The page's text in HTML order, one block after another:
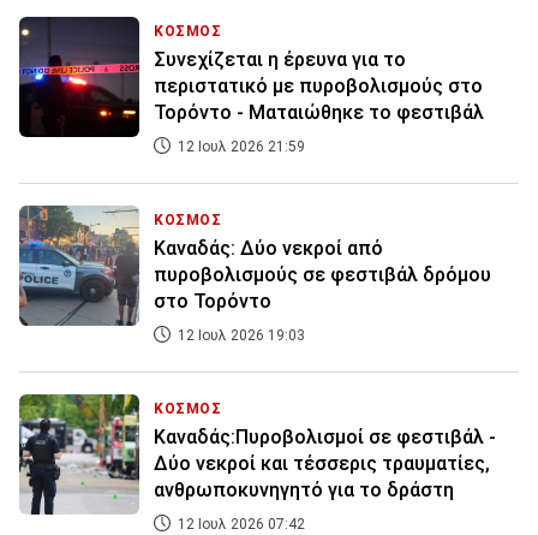
ΚΟΣΜΟΣ
Συνεχίζεται η έρευνα για το
περιστατικό με πυροβολισμούς στο
Τορόντο - Ματαιώθηκε το φεστιβάλ
12 Ιουλ 2026 21:59
ΚΟΣΜΟΣ
Καναδάς: Δύο νεκροί από
πυροβολισμούς σε φεστιβάλ δρόμου
στο Τορόντο
12 Ιουλ 2026 19:03
ΚΟΣΜΟΣ
Καναδάς:Πυροβολισμοί σε φεστιβάλ -
Δύο νεκροί και τέσσερις τραυματίες,
ανθρωποκυνηγητό για το δράστη
12 Ιουλ 2026 07:42